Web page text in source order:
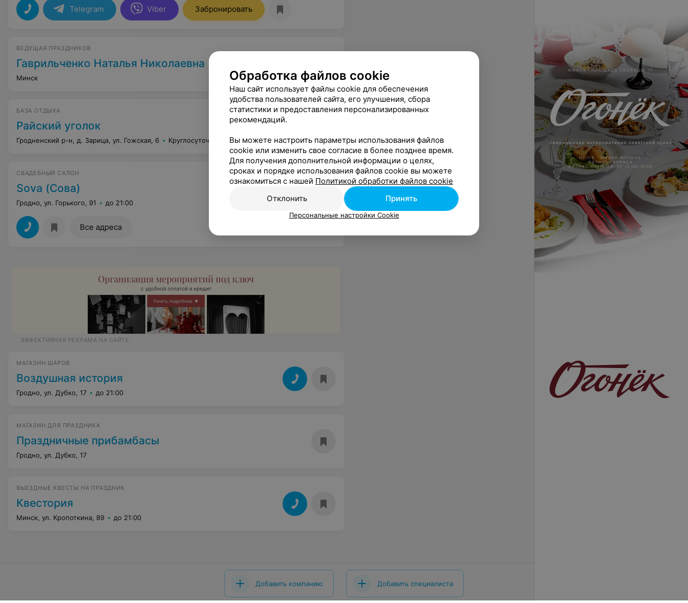
Telegram Viber Забронировать
ВЕДУЩАЯ ПРАЗДНИКОВ
Гаврильченко Наталья Николаевна
Минск
БАЗА ОТДЫХА
Райский уголок
Гродненский р-н, д. Зарица, ул. Гожская, 6 Круглосуточно
СВАДЕБНЫЙ САЛОН
Sova (Сова)
Гродно, ул. Горького, 91 до 21:00
Все адреса
ЭФФЕКТИВНАЯ РЕКЛАМА НА САЙТЕ
МАГАЗИН ШАРОВ
Воздушная история
Гродно, ул. Дубко, 17 до 21:00
МАГАЗИН ДЛЯ ПРАЗДНИКА
Праздничные прибамбасы
Гродно, ул. Дубко, 17
ВЫЕЗДНЫЕ КВЕСТЫ НА ПРАЗДНИК
Квестория
Минск, ул. Кропоткина, 89 до 21:00
Добавить компанию Добавить специалиста
Обработка файлов cookie
Наш сайт использует файлы cookie для обеспечения
удобства пользователей сайта, его улучшения, сбора
статистики и предоставления персонализированных
рекомендаций.
Вы можете настроить параметры использования файлов
cookie или изменить свое согласие в более позднее время.
Для получения дополнительной информации о целях,
сроках и порядке использования файлов cookie вы можете
ознакомиться с нашей Политикой обработки файлов cookie
Отклонить
Принять
Персональные настройки Cookie